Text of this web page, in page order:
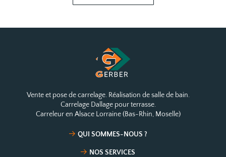
Vente et pose de carrelage. Réalisation de salle de bain.
Carrelage Dallage pour terrasse.
Carreleur en Alsace Lorraine (Bas-Rhin, Moselle)
QUI SOMMES-NOUS ?
NOS SERVICES